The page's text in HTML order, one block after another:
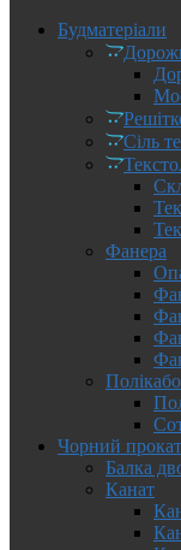
Будматеріали
Сіль
Фанера
Чорний прокат
Балка
Канат